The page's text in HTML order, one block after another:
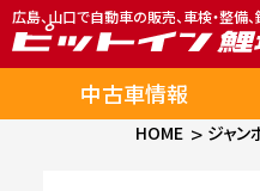
広島、山口で自動車の販売、車検・整備
中古車情報
HOME ジャン